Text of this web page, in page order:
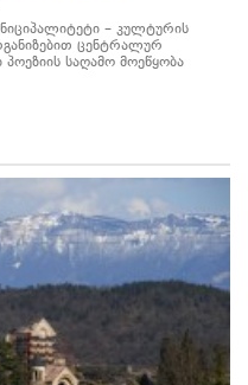
– კულტურის
ცენტრალურ
პოეზიის საღამო მოეწყობა